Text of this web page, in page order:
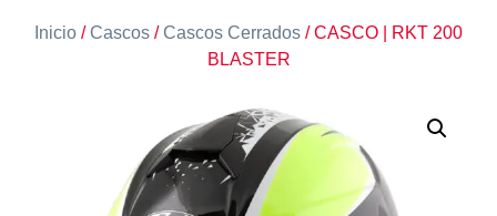
Inicio /Cascos /Cascos Cerrados / CASCO | RKT 200
BLASTER